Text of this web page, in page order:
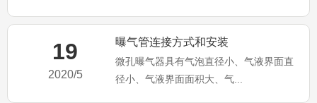
19
2020/5
曝气管连接方式和安装
微孔曝气器具有气泡直径小、气液界面直
径小、气液界面面积大、气...